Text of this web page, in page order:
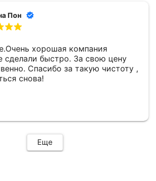
Пон
хорошая компания
сделали быстро. За свою цену
Спасибо за такую чистоту ,
снова!
Еще